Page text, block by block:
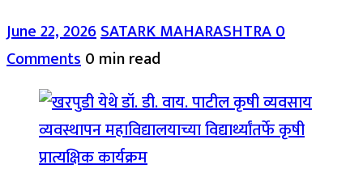
June 22, 2026SATARK MAHARASHTRA0
Comments0 min read